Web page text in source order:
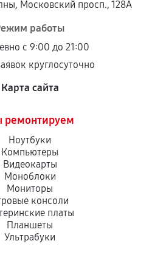
на сами комплектующие
сторонних деталей
не несет.
Московский просп., 128А
работы
с 9:00 до 21:00
круглосуточно
Карта сайта
Ноутбуки
Компьютеры
Видеокарты
Моноблоки
Мониторы
консоли
платы
Планшеты
Ультрабуки